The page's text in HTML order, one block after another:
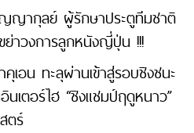
ญากุลย์ ผู้รักษาประตูทีมชาติ
ย่าวงการลูกหนังญี่ปุ่น !!!
เอน ทะลุผ่านเข้าสู่รอบชิงชนะ
เตอร์ไฮ “ชิงแชมป์ฤดูหนาว”
ตร์